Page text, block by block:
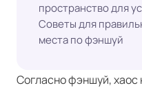
пространство для
Советы для
места по фэншуй
Согласно фэншуй, хаос